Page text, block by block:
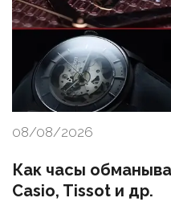
08/08/2026
Как часы
Casio, Tissot и др.